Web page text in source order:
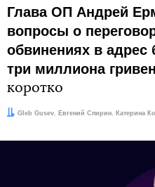
Глава ОП Андрей
вопросы о
обвинениях в адрес
три миллиона гривен
коротко
Авторы:
Gleb Gusev, Евгений Спирин, Катерина